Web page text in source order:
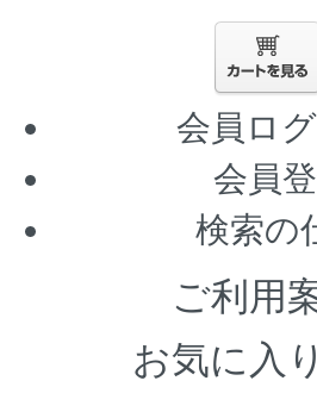
会員ロ
会員
検索の
ご利用
お気に入